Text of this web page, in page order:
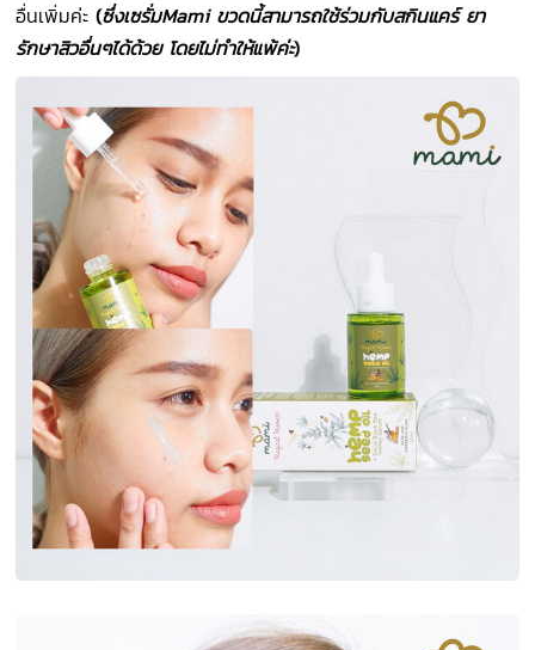
อื่นเพิ่มค่ะ(ซึ่งเซรั่มMami ขวดนี้สามารถใช้ร่วมกับสกินแคร์ ยา
รักษาสิวอื่นๆได้ด้วย โดยไม่ทำให้แพ้ค่ะ)